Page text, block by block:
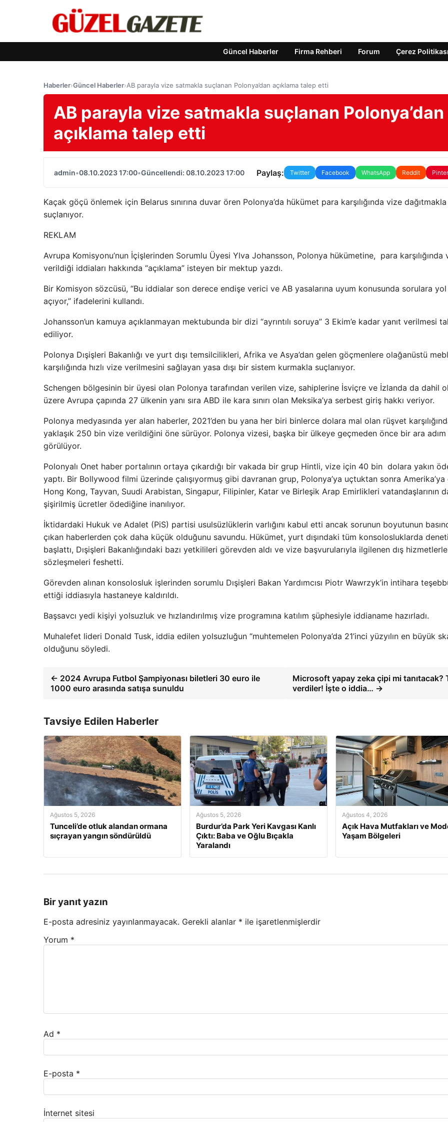
Güncel Haberler Firma Rehberi Forum Çerez Politikası
Haberler›Güncel Haberler›AB parayla vize satmakla suçlanan Polonya’dan açıklama talep etti
AB parayla vize satmakla suçlanan Polonya’dan
açıklama talep etti
admin•08.10.2023 17:00•Güncellendi: 08.10.2023 17:00 Paylaş: Twitter Facebook WhatsApp Reddit
Kaçak göçü önlemek için Belarus sınırına duvar ören Polonya’da hükümet para karşılığında vize dağıtmakla
suçlanıyor.
REKLAM
Avrupa Komisyonu’nun İçişlerinden Sorumlu Üyesi Ylva Johansson, Polonya hükümetine, para karşılığında
verildiği iddiaları hakkında “açıklama” isteyen bir mektup yazdı.
Bir Komisyon sözcüsü, “Bu iddialar son derece endişe verici ve AB yasalarına uyum konusunda sorulara yol
açıyor,” ifadelerini kullandı.
Johansson’un kamuya açıklanmayan mektubunda bir dizi “ayrıntılı soruya” 3 Ekim’e kadar yanıt verilmesi
ediliyor.
Polonya Dışişleri Bakanlığı ve yurt dışı temsilcilikleri, Afrika ve Asya’dan gelen göçmenlere olağanüstü
karşılığında hızlı vize verilmesini sağlayan yasa dışı bir sistem kurmakla suçlanıyor.
Schengen bölgesinin bir üyesi olan Polonya tarafından verilen vize, sahiplerine İsviçre ve İzlanda da dahil
üzere Avrupa çapında 27 ülkenin yanı sıra ABD ile kara sınırı olan Meksika’ya serbest giriş hakkı veriyor.
Polonya medyasında yer alan haberler, 2021’den bu yana her biri binlerce dolara mal olan rüşvet
yaklaşık 250 bin vize verildiğini öne sürüyor. Polonya vizesi, başka bir ülkeye geçmeden önce bir ara
görülüyor.
Polonyalı Onet haber portalının ortaya çıkardığı bir vakada bir grup Hintli, vize için 40 bin dolara yakın
yaptı. Bir Bollywood filmi üzerinde çalışıyormuş gibi davranan grup, Polonya’ya uçtuktan sonra Amerika’ya
Hong Kong, Tayvan, Suudi Arabistan, Singapur, Filipinler, Katar ve Birleşik Arap Emirlikleri vatandaşlarının
şişirilmiş ücretler ödediğine inanılıyor.
İktidardaki Hukuk ve Adalet (PiS) partisi usulsüzlüklerin varlığını kabul etti ancak sorunun boyutunun
çıkan haberlerden çok daha küçük olduğunu savundu. Hükümet, yurt dışındaki tüm konsolosluklarda
başlattı, Dışişleri Bakanlığındaki bazı yetkilileri görevden aldı ve vize başvurularıyla ilgilenen dış
sözleşmeleri feshetti.
Görevden alınan konsolosluk işlerinden sorumlu Dışişleri Bakan Yardımcısı Piotr Wawrzyk’in intihara
ettiği iddiasıyla hastaneye kaldırıldı.
Başsavcı yedi kişiyi yolsuzluk ve hızlandırılmış vize programına katılım şüphesiyle iddianame hazırladı.
Muhalefet lideri Donald Tusk, iddia edilen yolsuzluğun “muhtemelen Polonya’da 21’inci yüzyılın en büyük
olduğunu söyledi.
← 2024 Avrupa Futbol Şampiyonası biletleri 30 euro ile
1000 euro arasında satışa sunuldu
Microsoft yapay zeka çipi mi tanıtacak?
verdiler! İşte o iddia… →
Tavsiye Edilen Haberler
Ağustos 5, 2026
Tunceli’de otluk alandan ormana
sıçrayan yangın söndürüldü
Ağustos 5, 2026
Burdur’da Park Yeri Kavgası Kanlı
Çıktı: Baba ve Oğlu Bıçakla
Yaralandı
Ağustos 4, 2026
Açık Hava Mutfakları ve
Yaşam Bölgeleri
Bir yanıt yazın
E-posta adresiniz yayınlanmayacak. Gerekli alanlar * ile işaretlenmişlerdir
Yorum *
Ad *
E-posta *
İnternet sitesi